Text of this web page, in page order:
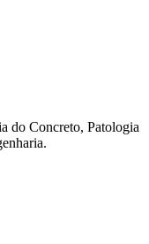
do Concreto, Patologia